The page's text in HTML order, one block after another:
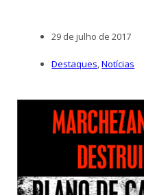
29 de julho de 2017
Destaques,Notícias